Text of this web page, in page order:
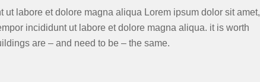
labore et dolore magna aliqua Lorem ipsum dolor sit amet,
incididunt ut labore et dolore magna aliqua. it is worth
are – and need to be – the same.